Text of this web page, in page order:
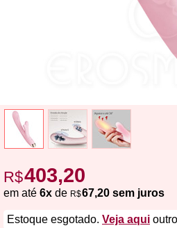
R$403,20
em até 6x de R$67,20 sem juros
Estoque esgotado. Veja aqui